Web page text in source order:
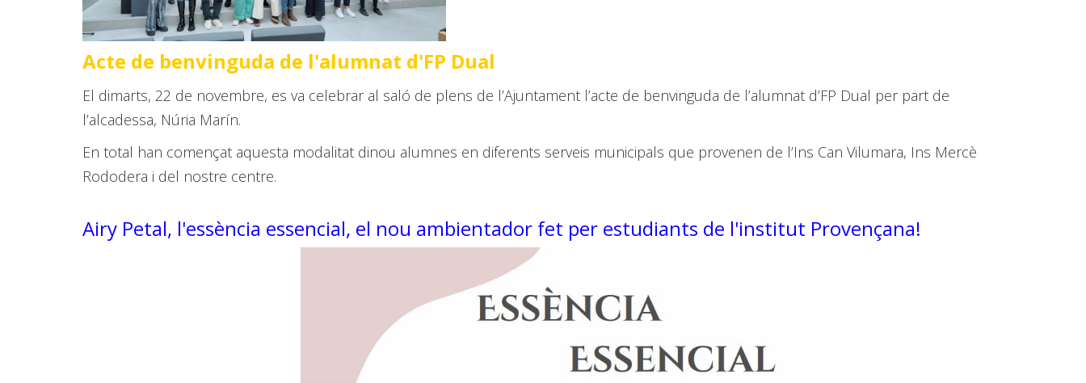
Acte de benvinguda de l'alumnat d'FP Dual
El dimarts, 22 de novembre, es va celebrar al saló de plens de l’Ajuntament l’acte de benvinguda de l’alumnat d’FP Dual per part de
l’alcadessa, Núria Marín.
En total han començat aquesta modalitat dinou alumnes en diferents serveis municipals que provenen de l’Ins Can Vilumara, Ins Mercè
Rododera i del nostre centre.
Airy Petal, l'essència essencial, el nou ambientador fet per estudiants de l'institut Provençana!